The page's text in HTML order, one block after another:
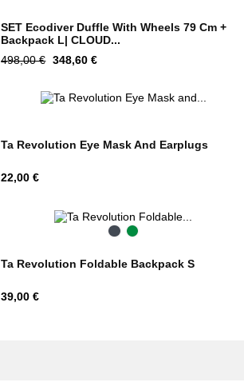
SET Ecodiver Duffle With Wheels 79 Cm +
Backpack L| CLOUD...
Tavahind
498,00 € Hind
348,60 €
Ta Revolution Eye Mask And Earplugs
Hind
22,00 €
BlackGreen
Ta Revolution Foldable Backpack S
Hind
39,00 €